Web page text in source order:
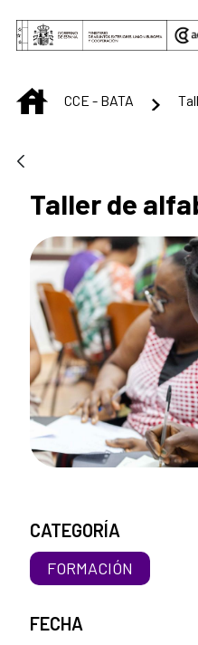
Saltar al contenido
INICIOCCE - BATA
Taller de
CATEGORÍA
FORMACIÓN
FECHA